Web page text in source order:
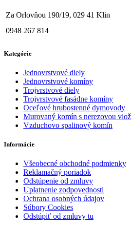
Za Orlovňou 190/19, 029 41 Klin
0948 267 814
Kategórie
Jednovrstvové diely
Jednovrstvové komíny
Trojvrstvové diely
Trojvrstvové fasádne komíny
Oceľové hrubostenné dymovody
Murovaný komín s nerezovou
Vzduchovo spalinový komín
Informácie
Všeobecné obchodné podmienky
Reklamačný poriadok
Odstúpenie od zmluvy
Uplatnenie zodpovednosti
Ochrana osobných údajov
Súbory Cookies
Odstúpiť od zmluvy tu